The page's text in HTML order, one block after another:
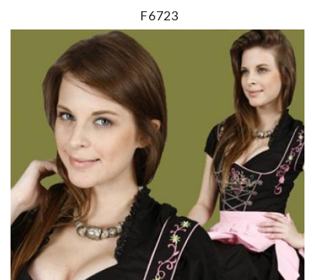
F6723